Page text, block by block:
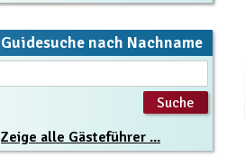
Guidesuche nach Nachname
Zeige alle Gästeführer ...